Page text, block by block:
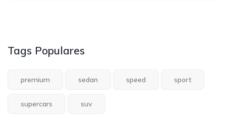
Tags Populares
premium sedan speed sport
supercars suv